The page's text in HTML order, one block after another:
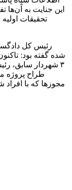
این جنایت به آن‌ها
تحقیقات
رئیس کل
۳ شهردار سابق،
طراح پروژه
مجوزها که با